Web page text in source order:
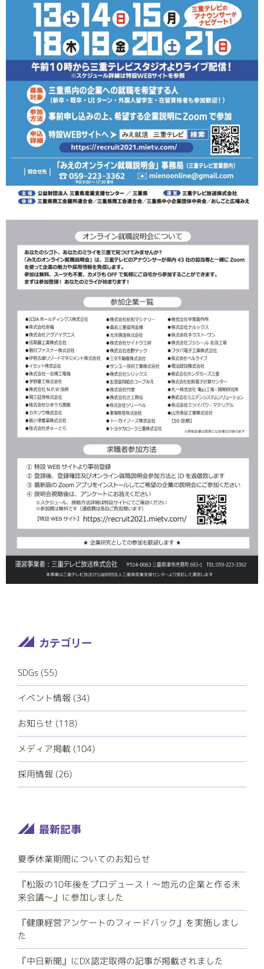
SDGs (55)
イベント情報 (34)
お知らせ (118)
メディア掲載 (104)
採用情報 (26)
夏季休業期間についてのお知らせ
『松阪の10年後をプロデュース！～地元の企業と作る未
来会議～』に参加しました
『健康経営アンケートのフィードバック』を実施しまし
た
『中日新聞』にDX認定取得の記事が掲載されました